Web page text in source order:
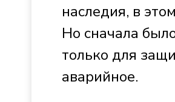
наследия, в
Но сначала
только для
аварийное.